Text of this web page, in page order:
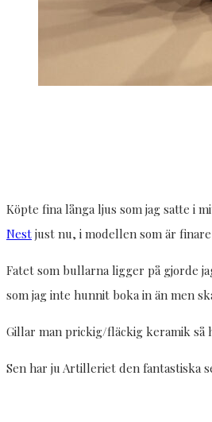
Köpte fina långa ljus som jag satte i
Nest just nu, i modellen som är finare
Fatet som bullarna ligger på gjorde
som jag inte hunnit boka in än men
Gillar man prickig/fläckig keramik så
Sen har ju Artilleriet den fantastiska